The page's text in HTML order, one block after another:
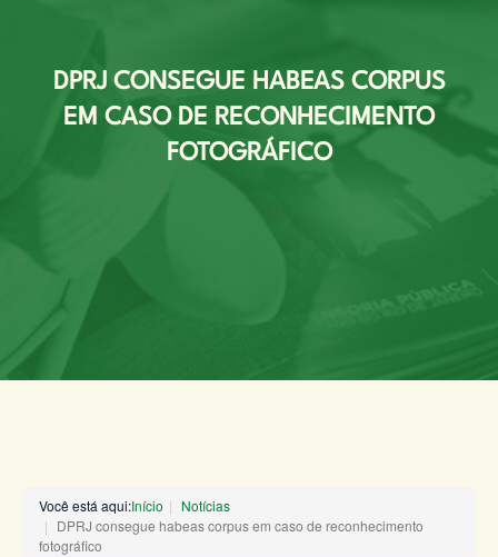
DPRJ CONSEGUE HABEAS CORPUS
EM CASO DE RECONHECIMENTO
FOTOGRÁFICO
Você está aqui:Início
Notícias
DPRJ consegue habeas corpus em caso de reconhecimento
fotográfico